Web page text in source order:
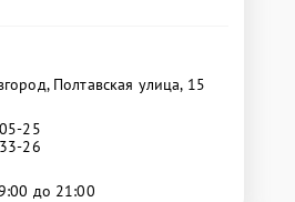
Полтавская улица, 15
25
26
до 21:00